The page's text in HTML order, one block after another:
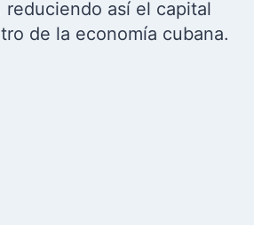
reduciendo así el capital
de la economía cubana.